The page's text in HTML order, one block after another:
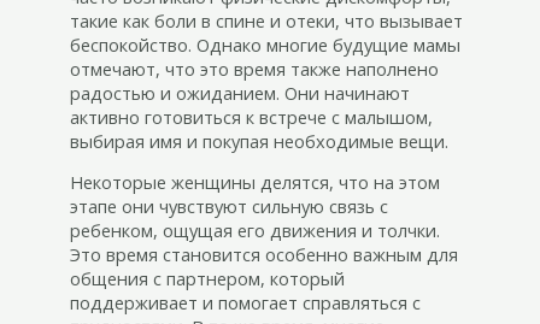
такие как боли в спине и отеки, что вызывает
беспокойство. Однако многие будущие мамы
отмечают, что это время также наполнено
радостью и ожиданием. Они начинают
активно готовиться к встрече с малышом,
выбирая имя и покупая необходимые вещи.
Некоторые женщины делятся, что на этом
этапе они чувствуют сильную связь с
ребенком, ощущая его движения и толчки.
Это время становится особенно важным для
общения с партнером, который
поддерживает и помогает справляться с